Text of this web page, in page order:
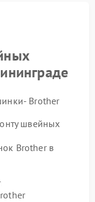
Brother
швейных
Brother в